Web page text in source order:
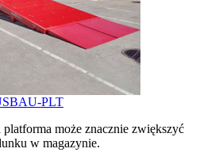
PLT
platforma może znacznie zwiększyć
w magazynie.